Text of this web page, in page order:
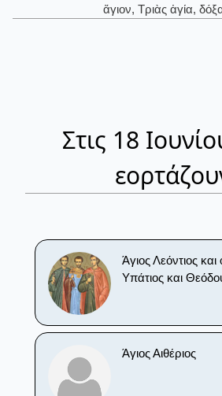
ἅγιον, Τριὰς ἁγία,
Στις 18
Άγιος Λεόντιος
Υπάτιος και
Άγιος Αιθέριος